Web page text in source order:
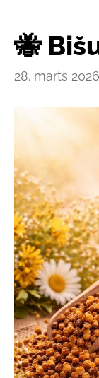
🐝
28. marts